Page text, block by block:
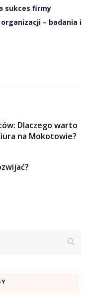
sukces firmy
– badania i
Dlaczego warto
na Mokotowie?